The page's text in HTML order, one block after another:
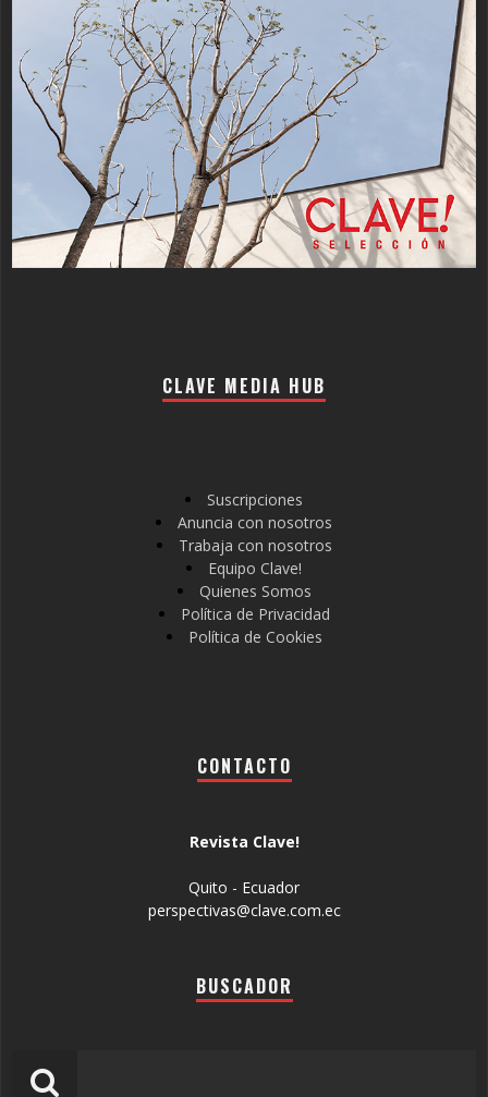
CLAVE MEDIA HUB
Suscripciones
Anuncia con nosotros
Trabaja con nosotros
Equipo Clave!
Quienes Somos
Política de Privacidad
Política de Cookies
CONTACTO
Revista Clave!
Quito - Ecuador
perspectivas@clave.com.ec
BUSCADOR